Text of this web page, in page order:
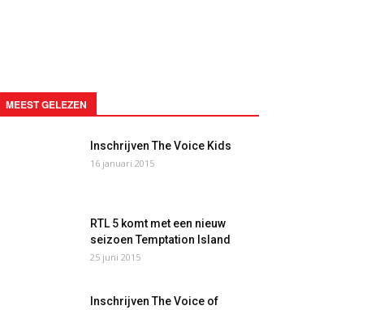
MEEST GELEZEN
Inschrijven The Voice Kids
16 januari 2015
RTL 5 komt met een nieuw
seizoen Temptation Island
25 juni 2015
Inschrijven The Voice of